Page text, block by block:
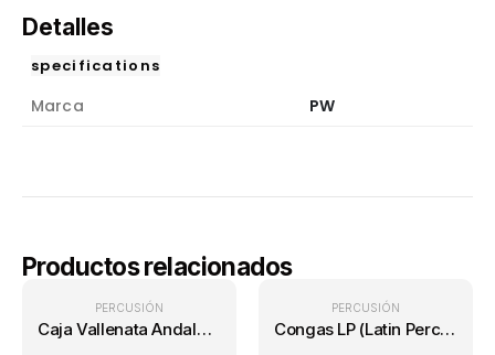
Detalles
specifications
Marca PW
Productos relacionados
PERCUSIÓN
Caja Vallenata Andalucía en acrílico
PRECIO ONLINE
PERCUSIÓN
Congas LP (Latin Percussion) City LP646NY 10″ & 11″ (Con Base)